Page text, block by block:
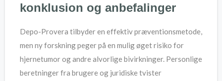
konklusion og anbefalinger
Depo-Provera tilbyder en effektiv præventionsmetode,
men ny forskning peger på en mulig øget risiko for
hjernetumor og andre alvorlige bivirkninger. Personlige
beretninger fra brugere og juridiske tvister